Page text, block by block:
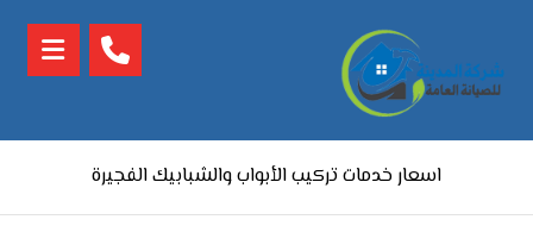
اسعار خدمات تركيب اﻷﺑﻮاب واﻟﺸﺒﺎﺑﻴﻚ الفجيرة